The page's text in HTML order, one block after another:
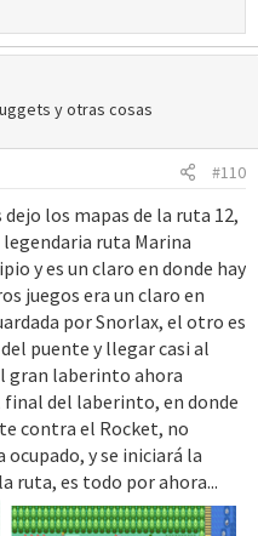
y otras cosas
#110
los mapas de la ruta 12,
legendaria ruta Marina
y es un claro en donde hay
juegos era un claro en
por Snorlax, el otro es
puente y llegar casi al
gran laberinto ahora
final del laberinto, en donde
contra el Rocket, no
y se iniciará la
ruta, es todo por ahora...